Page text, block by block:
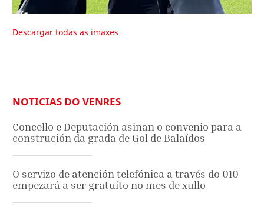
Descargar todas as imaxes
NOTICIAS DO VENRES
Concello e Deputación asinan o convenio para a
construción da grada de Gol de Balaídos
O servizo de atención telefónica a través do 010
empezará a ser gratuíto no mes de xullo